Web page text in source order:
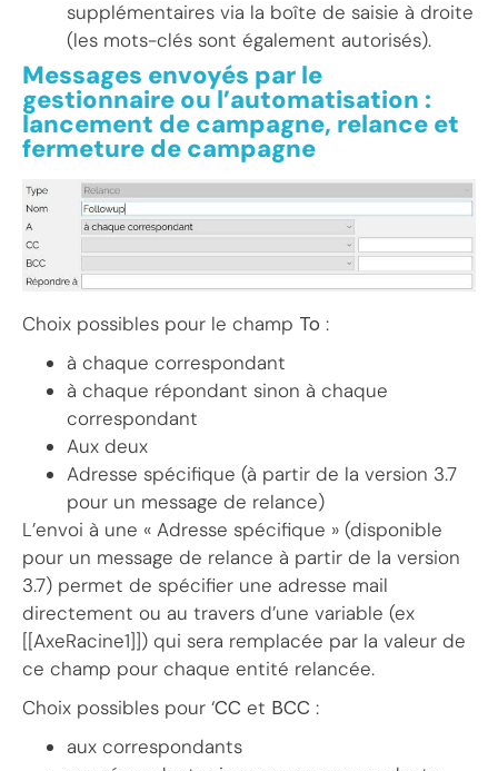
supplémentaires via la boîte de saisie à droite
(les mots-clés sont également autorisés).
Messages envoyés par le
gestionnaire ou l’automatisation :
lancement de campagne, relance et
fermeture de campagne
Choix possibles pour le champ To :
à chaque correspondant
à chaque répondant sinon à chaque
correspondant
Aux deux
Adresse spécifique (à partir de la version 3.7
pour un message de relance)
L’envoi à une « Adresse spécifique » (disponible
pour un message de relance à partir de la version
3.7) permet de spécifier une adresse mail
directement ou au travers d’une variable (ex
[[AxeRacine1]]) qui sera remplacée par la valeur de
ce champ pour chaque entité relancée.
Choix possibles pour ‘CC et BCC :
aux correspondants